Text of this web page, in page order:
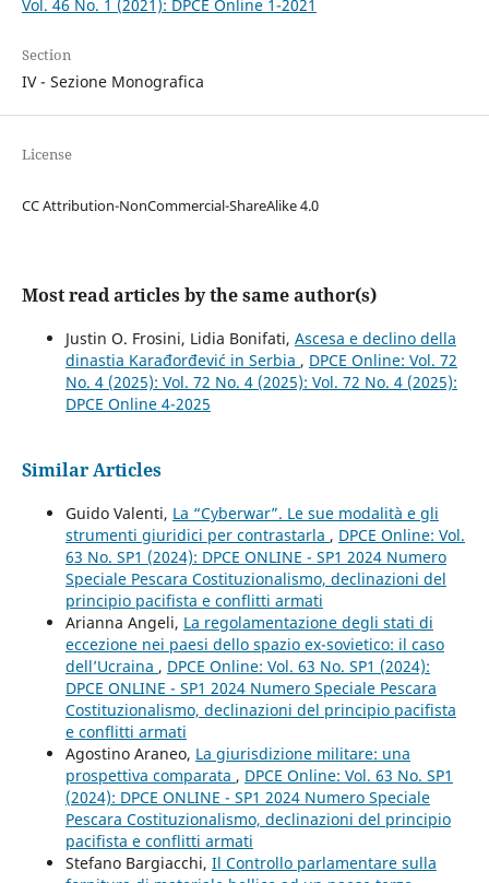
Vol. 46 No. 1 (2021): DPCE Online 1-2021
Section
IV - Sezione Monografica
License
CC Attribution-NonCommercial-ShareAlike 4.0
Most read articles by the same author(s)
Justin O. Frosini, Lidia Bonifati, Ascesa e declino della
dinastia Karađorđević in Serbia , DPCE Online: Vol. 72
No. 4 (2025): Vol. 72 No. 4 (2025): Vol. 72 No. 4 (2025):
DPCE Online 4-2025
Similar Articles
Guido Valenti, La “Cyberwar”. Le sue modalità e gli
strumenti giuridici per contrastarla , DPCE Online: Vol.
63 No. SP1 (2024): DPCE ONLINE - SP1 2024 Numero
Speciale Pescara Costituzionalismo, declinazioni del
principio pacifista e conflitti armati
Arianna Angeli, La regolamentazione degli stati di
eccezione nei paesi dello spazio ex-sovietico: il caso
dell’Ucraina , DPCE Online: Vol. 63 No. SP1 (2024):
DPCE ONLINE - SP1 2024 Numero Speciale Pescara
Costituzionalismo, declinazioni del principio pacifista
e conflitti armati
Agostino Araneo, La giurisdizione militare: una
prospettiva comparata , DPCE Online: Vol. 63 No. SP1
(2024): DPCE ONLINE - SP1 2024 Numero Speciale
Pescara Costituzionalismo, declinazioni del principio
pacifista e conflitti armati
Stefano Bargiacchi, Il Controllo parlamentare sulla